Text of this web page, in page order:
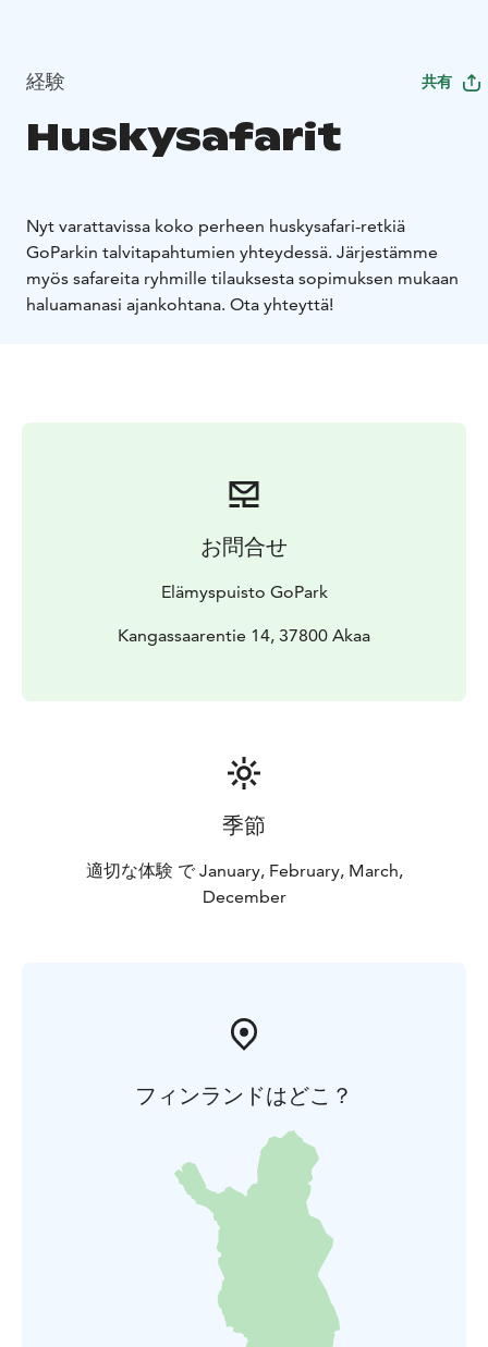
経験 共有
Huskysafarit
Nyt varattavissa koko perheen huskysafari-retkiä
GoParkin talvitapahtumien yhteydessä. Järjestämme
myös safareita ryhmille tilauksesta sopimuksen mukaan
haluamanasi ajankohtana. Ota yhteyttä!
お問合せ
Elämyspuisto GoPark
Kangassaarentie 14, 37800 Akaa
季節
適切な体験 で January, February, March,
December
フィンランドはどこ？